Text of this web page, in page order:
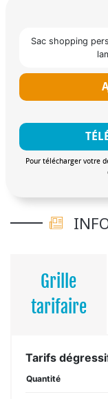
Sac shopping
Pour télécharger votre
Grille
tarifaire
Tarifs
Quantité